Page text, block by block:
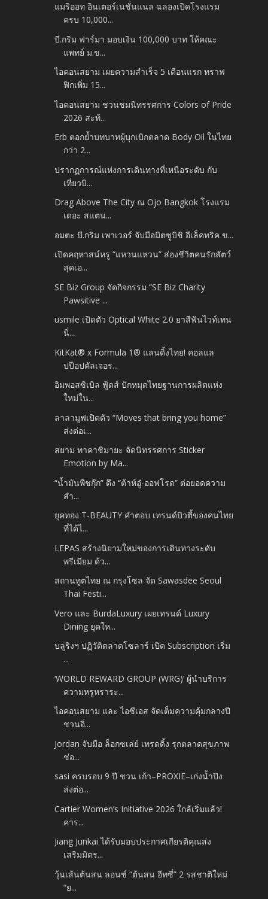
แมริออท อินเตอร์เนชั่นแนล ฉลองเปิดโรงแรม
ครบ 10,000...
บี.กริม ฟาร์มา มอบเงิน 100,000 บาท ให้คณะ
แพทย์ ม.ข...
ไอคอนสยาม เผยความสำเร็จ 5 เดือนแรก ทราฟ
ฟิกเพิ่ม 15...
ไอคอนสยาม ชวนชมนิทรรศการ Colors of Pride
2026 สะท้...
Erb ตอกย้ำบทบาทผู้บุกเบิกตลาด Body Oil ในไทย
กว่า 2...
ปรากฏการณ์แห่งการเดินทางที่เหนือระดับ กับ
เที่ยวบิ...
Drag Above The City ณ Ojo Bangkok โรงแรม
เดอะ สแตน...
อมตะ บี.กริม เพาเวอร์ จับมือมิตซูบิชิ อีเล็คทริค ข...
เปิดคฤหาสน์หรู “แหวนแหวน” ส่องชีวิตคนรักสัตว์
สุดเอ...
SE Biz Group จัดกิจกรรม “SE Biz Charity
Pawsitive ...
usmile เปิดตัว Optical White 2.0 ยาสีฟันไวท์เทน
นิ่...
KitKat® x Formula 1® แลนดิ้งไทย! คอลแล
ปป๊อปคัลเจอร...
อิมพอสซิเบิล ฟู้ดส์ ปักหมุดไทยฐานการผลิตแห่ง
ใหม่ใน...
ลาลามูฟเปิดตัว “Moves that bring you home”
ส่งต่อเ...
สยาม ทาคาชิมายะ จัดนิทรรศการ Sticker
Emotion by Ma...
“น้ำมันพืชกุ๊ก” ดึง “ต้าห์อู๋-ออฟโรด” ต่อยอดความ
สำ...
ยุคทอง T-BEAUTY คำตอบ เทรนด์บิวตี้ของคนไทย
ที่ได้ไ...
LEPAS สร้างนิยามใหม่ของการเดินทางระดับ
พรีเมียม ด้ว...
สถานทูตไทย ณ กรุงโซล จัด Sawasdee Seoul
Thai Festi...
Vero และ BurdaLuxury เผยเทรนด์ Luxury
Dining ยุคให...
บลูริงฯ ปฏิวัติตลาดโซลาร์ เปิด Subscription เริ่ม
...
‘WORLD REWARD GROUP (WRG)’ ผู้นำบริการ
ความหรูหราระ...
ไอคอนสยาม และ ไอซีเอส จัดเต็มความคุ้มกลางปี
ชวนอิ่...
Jordan จับมือ ล็อกซเล่ย์ เทรดดิ้ง รุกตลาดสุขภาพ
ช่อ...
sasi ครบรอบ 9 ปี ชวน เก้า–PROXIE–เก่งน้ำปิง
ส่งต่อ...
Cartier Women’s Initiative 2026 ใกล้เริ่มแล้ว!
คาร...
Jiang Junkai ได้รับมอบประกาศเกียรติคุณส่ง
เสริมมิตร...
วุ้นเส้นต้นสน ลอนช์ “ต้นสน อีทซี่” 2 รสชาติใหม่
“ย...